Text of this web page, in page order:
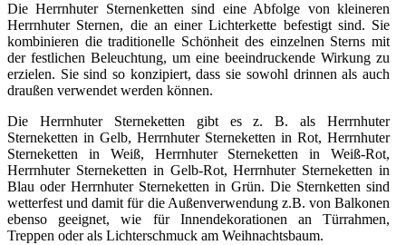
Die Herrnhuter Sternenketten sind eine Abfolge von kleineren
Herrnhuter Sternen, die an einer Lichterkette befestigt sind. Sie
kombinieren die traditionelle Schönheit des einzelnen Sterns mit
der festlichen Beleuchtung, um eine beeindruckende Wirkung zu
erzielen. Sie sind so konzipiert, dass sie sowohl drinnen als auch
draußen verwendet werden können.
Die Herrnhuter Sterneketten gibt es z. B. als Herrnhuter
Sterneketten in Gelb, Herrnhuter Sterneketten in Rot, Herrnhuter
Sterneketten in Weiß, Herrnhuter Sterneketten in Weiß-Rot,
Herrnhuter Sterneketten in Gelb-Rot, Herrnhuter Sterneketten in
Blau oder Herrnhuter Sterneketten in Grün. Die Sternketten sind
wetterfest und damit für die Außenverwendung z.B. von Balkonen
ebenso geeignet, wie für Innendekorationen an Türrahmen,
Treppen oder als Lichterschmuck am Weihnachtsbaum.